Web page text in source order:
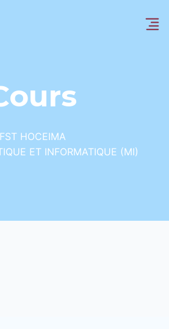
FST HOCEIMA
ET INFORMATIQUE (MI)